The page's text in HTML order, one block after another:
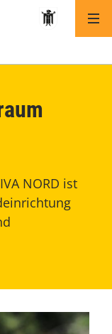
NORD ist